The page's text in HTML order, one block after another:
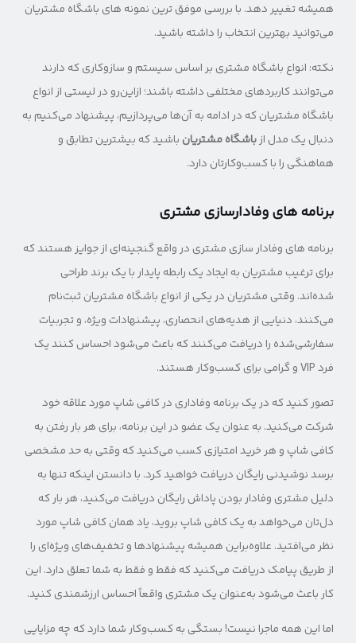
همیشه تغییر دهد. با بررسی موفق ترین نمونه های باشگاه مشتریان
می‌توانید بهترین انتخاب را داشته باشید.
نکته: انواع باشگاه مشتری بر اساس سیستم و سازوکاری که دارند
می‌توانند کاربردهای مختلفی داشته باشند؛ ازاین‌رو در لیستی از انواع
باشگاه مشتریان که در ادامه به آن‌ها می‌پردازیم، پیشنهاد می‌کنیم به
دنبال یک مدل ازباشگاه مشتریان باشید که بیشترین تطابق و
هماهنگی را با کسب‌وکارتان دارد.
برنامه های وفادارسازی مشتری
برنامه های وفادار سازی مشتری در واقع گنجینه‌ای از جوایز هستند که
برای ترغیب مشتریان به ایجاد یک رابطه پایدار با یک برند طراحی
شده‌اند. وقتی مشتریان در یکی از انواع باشگاه مشتریان ثبت‌نام
می‌کنند، دنیایی از هدیه‌های انحصاری، پیشنهادات ویژه، و تجربیات
سفارشی‌شده را دریافت می‌کنند که باعث می‌شود احساس کنند یک
فرد VIP و گرامی برای کسب‌وکار هستند.
تصور کنید که در یک برنامه وفاداری در کافی شاپ مورد علاقه خود
شرکت می‌کنید. به عنوان یک عضو در این برنامه، برای هر بار رفتن به
کافی شاپ و هر خرید امتیازی کسب می‌کنید که وقتی به حد مشخصی
برسد نوشیدنی رایگان دریافت خواهید کرد. با دانستن اینکه تنها به
دلیل مشتری وفادار بودن پاداش رایگان دریافت می‌کنید، هر بار که
دل‌تان می‌خواهد به یک کافی شاپ بروید، یاد همان کافی شاپ مورد
نظر می‌افتید. علاوه‌براین همیشه پیشنهادها و تخفیف‌های ویژه‌ای را
از طریق پیامک دریافت می‌کنید که فقط و فقط به شما تعلق دارد. این
کار باعث می‌شود به‌عنوان یک مشتری واقعاً احساس ارزشمندی کنید.
اما این همه ماجرا نیست! بستگی به کسب‌وکار شما دارد که چه مزایایی